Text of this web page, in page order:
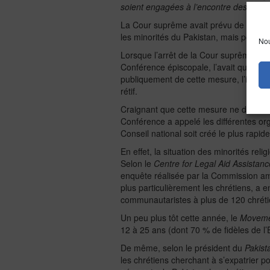
soient engagées à l’encontre des
La Cour suprême avait prévu de
les minorités du Pakistan, mais pour
Lorsque l’arrêt de la Cour suprême
Conférence épiscopale, l’avait qualifié
publiquement de cette mesure,
rétif.
Craignant que cette mesure ne
Conférence a appelé les différentes
Conseil national soit créé le plus
En effet, la situation des minorités
Selon le Centre for Legal Aid
enquête réalisée par la Commission
plus particulièrement les chrétiens, a
communautaristes à plus de 120
Un peu plus tôt cette année, le
12 à 25 ans (dont 70 % de fidèles de
De même, selon le président du
les chrétiens cherchant à s’expatrier